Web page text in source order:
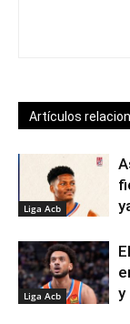
Artículos
Liga Acb
Liga Acb
y